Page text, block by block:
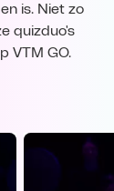
is. Niet zo
quizduo's
VTM GO.